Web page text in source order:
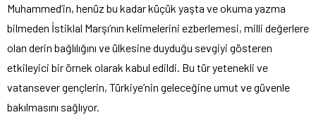
Muhammed’in, henüz bu kadar küçük yaşta ve okuma yazma
bilmeden İstiklal Marşı’nın kelimelerini ezberlemesi, milli değerlere
olan derin bağlılığını ve ülkesine duyduğu sevgiyi gösteren
etkileyici bir örnek olarak kabul edildi. Bu tür yetenekli ve
vatansever gençlerin, Türkiye’nin geleceğine umut ve güvenle
bakılmasını sağlıyor.